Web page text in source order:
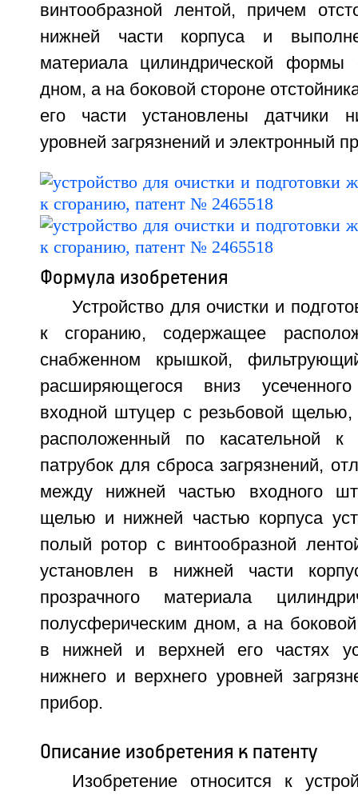
винтообразной лентой, причем
нижней части корпуса и
материала цилиндрической формы
дном, а на боковой стороне
его части установлены датчики
уровней загрязнений и электронный
Формула изобретения
Устройство для очистки и
к сгоранию, содержащее
снабженном крышкой,
расширяющегося вниз
входной штуцер с резьбовой щелью,
расположенный по касательной к
патрубок для сброса загрязнений,
между нижней частью входного
щелью и нижней частью корпуса
полый ротор с винтообразной
установлен в нижней части
прозрачного материала
полусферическим дном, а на боковой
в нижней и верхней его частях
нижнего и верхнего уровней
прибор.
Описание изобретения к патенту
Изобретение относится к